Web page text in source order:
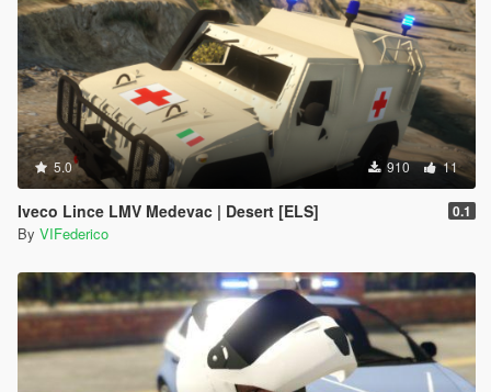
5.0 910 11
Iveco Lince LMV Medevac | Desert [ELS] 0.1
By VIFederico